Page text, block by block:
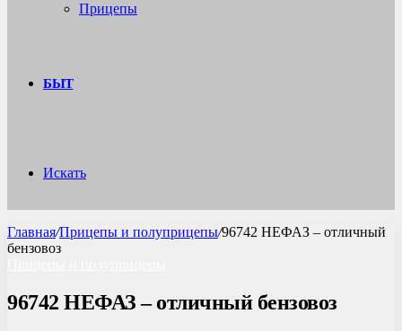
Прицепы
БЫТ
Искать
Главная/Прицепы и полуприцепы/96742 НЕФАЗ – отличный
бензовоз
96742 НЕФАЗ – отличный бензовоз